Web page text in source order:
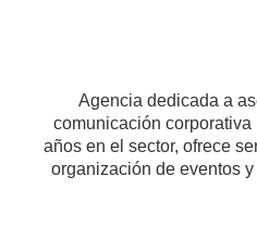
Agencia dedicada a
comunicación
años en el sector, ofrece
organización de eventos